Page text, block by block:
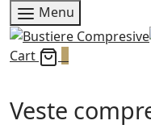
Menu
Cart
Veste